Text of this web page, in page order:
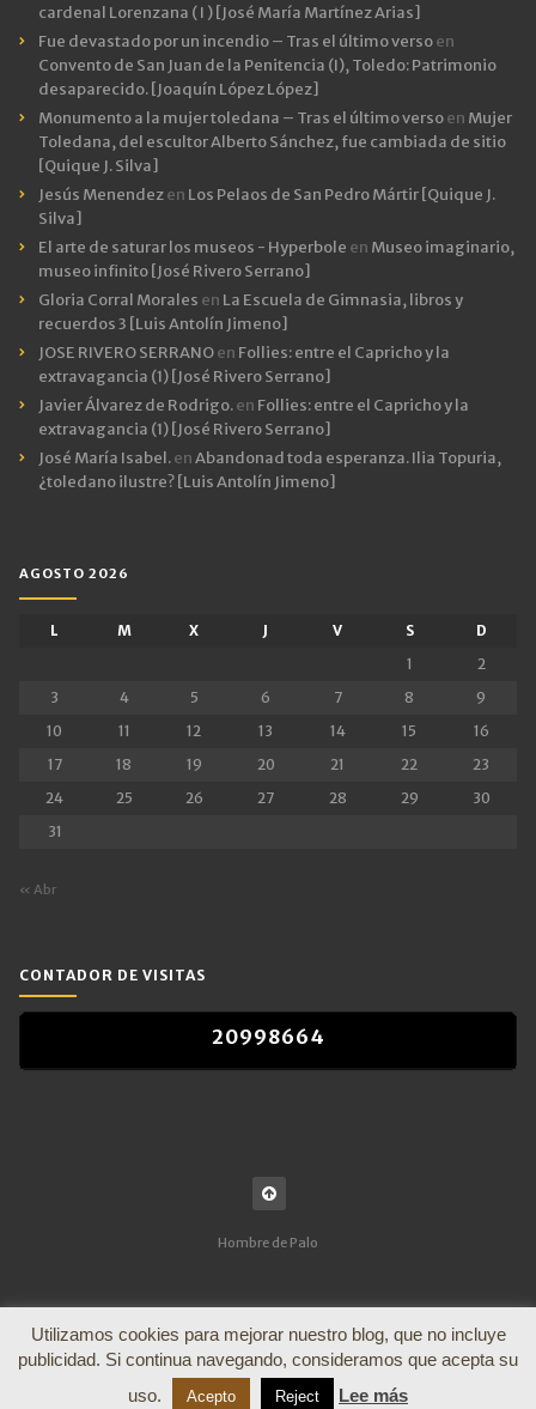
cardenal Lorenzana ( I ) [José María Martínez Arias]
Fue devastado por un incendio – Tras el último versoen
Convento de San Juan de la Penitencia (I), Toledo: Patrimonio
desaparecido. [Joaquín López López]
Monumento a la mujer toledana – Tras el último versoen Mujer
Toledana, del escultor Alberto Sánchez, fue cambiada de sitio
[Quique J. Silva]
Jesús Menendezen Los Pelaos de San Pedro Mártir [Quique J.
Silva]
El arte de saturar los museos - Hyperbole en Museo imaginario,
museo infinito [José Rivero Serrano]
Gloria Corral Morales en La Escuela de Gimnasia, libros y
recuerdos 3 [Luis Antolín Jimeno]
JOSE RIVERO SERRANOen Follies: entre el Capricho y la
extravagancia (1) [José Rivero Serrano]
Javier Álvarez de Rodrigo.en Follies: entre el Capricho y la
extravagancia (1) [José Rivero Serrano]
José María Isabel.enAbandonad toda esperanza. Ilia Topuria,
¿toledano ilustre? [Luis Antolín Jimeno]
AGOSTO 2026
L M X J V S
D
1
2
3
4 5 6 7 8
9
10
11 12 13 14 15
16
17
18 19 20 21 22
23
24
25 26 27 28 29
30
31
« Abr
CONTADOR DE VISITAS
20998664
Hombre de Palo
Utilizamos cookies para mejorar nuestro blog, que no incluye
publicidad. Si continua navegando, consideramos que acepta su
uso.
Acepto Reject Lee más